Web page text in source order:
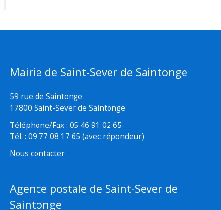
Mairie de Saint-Sever de Saintonge
59 rue de Saintonge
17800 Saint-Sever de Saintonge
Téléphone/Fax : 05 46 91 02 65
Tél. : 09 77 08 17 65 (avec répondeur)
Nous contacter
Agence postale de Saint-Sever de
Saintonge